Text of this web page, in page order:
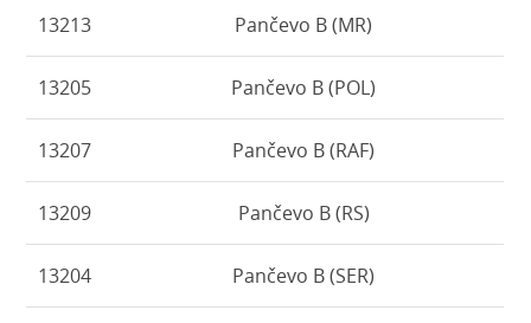
13213 Pančevo B (MR)
13205 Pančevo B (POL)
13207 Pančevo B (RAF)
13209 Pančevo B (RS)
13204 Pančevo B (SER)